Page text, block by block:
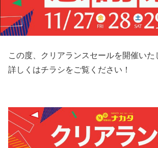
この度、クリアランスセールを開催いた
詳しくはチラシをご覧ください！